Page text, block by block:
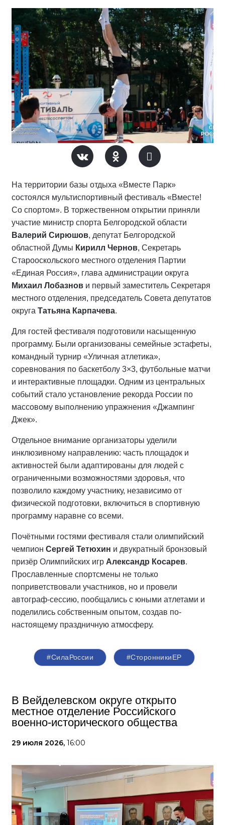
На территории базы отдыха «Вместе Парк»
состоялся мультиспортивный фестиваль «Вместе!
Со спортом». В торжественном открытии приняли
участие министр спорта Белгородской области
Валерий Сирюшов, депутат Белгородской
областной Думы Кирилл Чернов, Секретарь
Старооскольского местного отделения Партии
«Единая Россия», глава администрации округа
Михаил Лобазнов и первый заместитель Секретаря
местного отделения, председатель Совета депутатов
округа Татьяна Карпачева.
Для гостей фестиваля подготовили насыщенную
программу. Были организованы семейные эстафеты,
командный турнир «Уличная атлетика»,
соревнования по баскетболу 3×3, футбольные матчи
и интерактивные площадки. Одним из центральных
событий стало установление рекорда России по
массовому выполнению упражнения «Джампинг
Джек».
Отдельное внимание организаторы уделили
инклюзивному направлению: часть площадок и
активностей были адаптированы для людей с
ограниченными возможностями здоровья, что
позволило каждому участнику, независимо от
физической подготовки, включиться в спортивную
программу наравне со всеми.
Почётными гостями фестиваля стали олимпийский
чемпион Сергей Тетюхин и двукратный бронзовый
призёр Олимпийских игр Александр Косарев.
Прославленные спортсмены не только
поприветствовали участников, но и провели
автограф-сессию, пообщались с юными атлетами и
поделились собственным опытом, создав по-
настоящему праздничную атмосферу.
#СилаРоссии #СторонникиЕР
В Вейделевском округе открыто
местное отделение Российского
военно-исторического общества
29 июля 2026, 16:00